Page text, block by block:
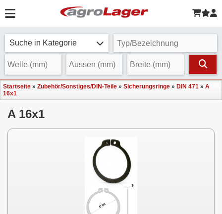
Suche in Kategorie
Startseite » Zubehör/Sonstiges/DIN-Teile » Sicherungsringe » DIN 471 » A
16x1
A 16x1